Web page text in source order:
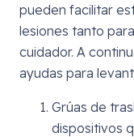
pueden facilitar
lesiones tanto
cuidador. A
ayudas para
Grúas de
dispositivos